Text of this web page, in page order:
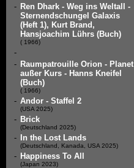
- Ren Dhark - Weg ins Weltall -
Sternendschungel Galaxis
(Heft 1), Kurt Brand,
Hansjoachim Lührs (Buch)
( 1966)
-
- Raumpatrouille Orion - Planet
außer Kurs - Hanns Kneifel
(Buch)
( 1966)
- Andor - Staffel 2
(USA 2025)
- Brick
(Deutschland 2025)
- In the Lost Lands
(Deutschland, Kanada, USA 2025)
- Happiness To All
(Japan 2023)